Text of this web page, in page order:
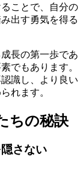
ことで、自分の
出す勇気を得る
長の第一歩であ
でもあります。
識し、より良い
れます。
ちの秘訣
さない